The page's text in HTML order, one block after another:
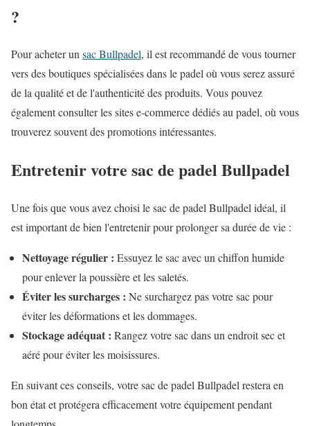
?
Pour acheter unsac Bullpadel, il est recommandé de vous tourner
vers des boutiques spécialisées dans le padel où vous serez assuré
de la qualité et de l'authenticité des produits. Vous pouvez
également consulter les sites e-commerce dédiés au padel, où vous
trouverez souvent des promotions intéressantes.
Entretenir votre sac de padel Bullpadel
Une fois que vous avez choisi le sac de padel Bullpadel idéal, il
est important de bien l'entretenir pour prolonger sa durée de vie :
Nettoyage régulier : Essuyez le sac avec un chiffon humide
pour enlever la poussière et les saletés.
Éviter les surcharges : Ne surchargez pas votre sac pour
éviter les déformations et les dommages.
Stockage adéquat : Rangez votre sac dans un endroit sec et
aéré pour éviter les moisissures.
En suivant ces conseils, votre sac de padel Bullpadel restera en
bon état et protégera efficacement votre équipement pendant